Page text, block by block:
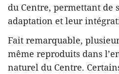
du Centre, permettant de
adaptation et leur
Fait remarquable,
même reproduits dans
naturel du Centre.